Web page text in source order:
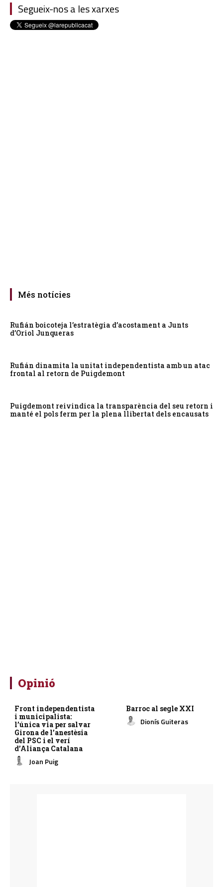
Segueix-nos a les xarxes
Més notícies
Rufián boicoteja l’estratègia d’acostament a Junts
d’Oriol Junqueras
Rufián dinamita la unitat independentista amb un atac
frontal al retorn de Puigdemont
Puigdemont reivindica la transparència del seu retorn i
manté el pols ferm per la plena llibertat dels encausats
Opinió
Front independentista
i municipalista:
l’única via per salvar
Girona de l’anestèsia
del PSC i el verí
d’Aliança Catalana
Joan Puig
Barroc al segle XXI
Dionís Guiteras